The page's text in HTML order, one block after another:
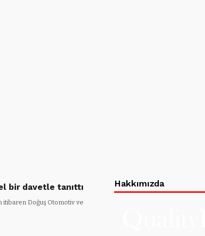
bir davetle tanıttı
itibaren Doğuş Otomotiv ve
Hakkımızda